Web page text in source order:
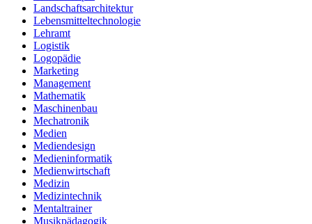
Landschaftsarchitektur
Lebensmitteltechnologie
Lehramt
Logistik
Logopädie
Marketing
Management
Mathematik
Maschinenbau
Mechatronik
Medien
Mediendesign
Medieninformatik
Medienwirtschaft
Medizin
Medizintechnik
Mentaltrainer
Musikpädagogik